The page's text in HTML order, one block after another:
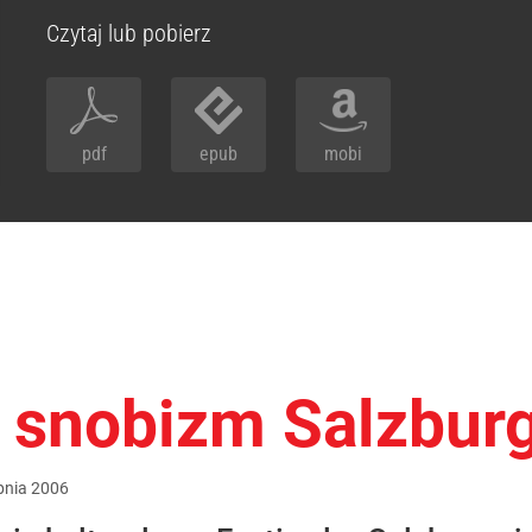
Czytaj lub pobierz
pdf epub mobi
2006